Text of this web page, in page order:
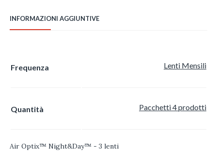
INFORMAZIONI AGGIUNTIVE
Frequenza Lenti Mensili
Quantità Pacchetti 4 prodotti
Air Optix™ Night&Day™ - 3 lenti